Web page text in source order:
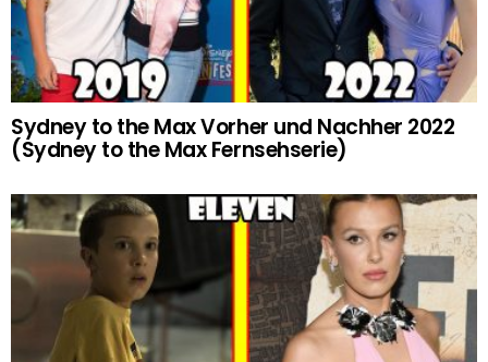
Sydney to the Max Vorher und Nachher 2022
(Sydney to the Max Fernsehserie)